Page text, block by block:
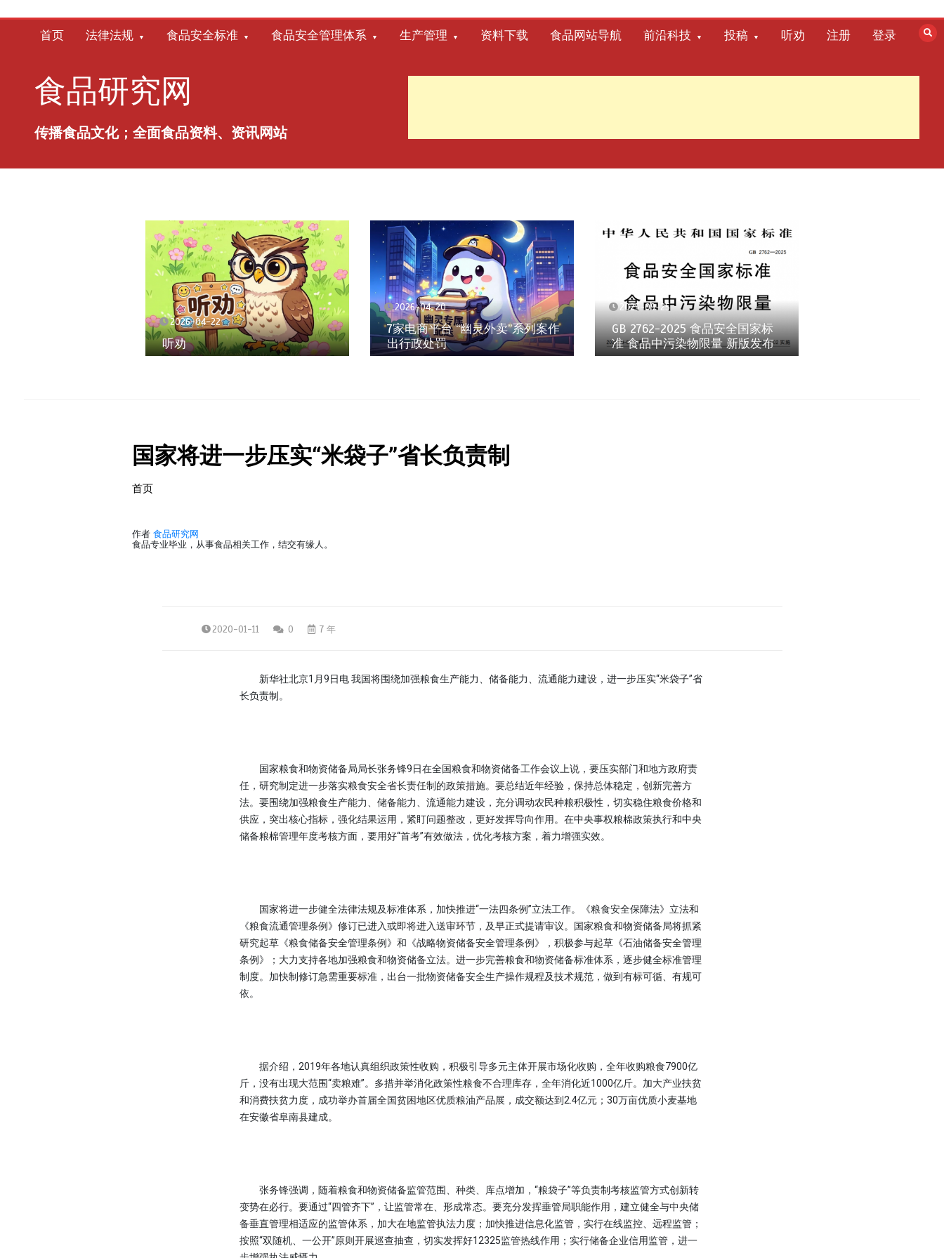
首页 法律法规 食品安全标准 食品安全管理体系 生产管理 资料下载 食品网站导航 前沿科技 投稿 听劝 注册 登录
食品研究网
传播食品文化；全面食品资料、资讯网站
2026-04-22
听劝
2026-04-20
7家电商平台 “幽灵外卖”系列案作
出行政处罚
2025-09-25
GB 2762-2025 食品安全国家标
准 食品中污染物限量 新版发布
国家将进一步压实“米袋子”省长负责制
首页
作者食品研究网
食品专业毕业，从事食品相关工作，结交有缘人。
2020-01-11 0 7 年
新华社北京1月9日电 我国将围绕加强粮食生产能力、储备能力、流通能力建设，进一步压实“米袋子”省
长负责制。
国家粮食和物资储备局局长张务锋9日在全国粮食和物资储备工作会议上说，要压实部门和地方政府责
任，研究制定进一步落实粮食安全省长责任制的政策措施。要总结近年经验，保持总体稳定，创新完善方
法。要围绕加强粮食生产能力、储备能力、流通能力建设，充分调动农民种粮积极性，切实稳住粮食价格和
供应，突出核心指标，强化结果运用，紧盯问题整改，更好发挥导向作用。在中央事权粮棉政策执行和中央
储备粮棉管理年度考核方面，要用好“首考”有效做法，优化考核方案，着力增强实效。
国家将进一步健全法律法规及标准体系，加快推进“一法四条例”立法工作。《粮食安全保障法》立法和
《粮食流通管理条例》修订已进入或即将进入送审环节，及早正式提请审议。国家粮食和物资储备局将抓紧
研究起草《粮食储备安全管理条例》和《战略物资储备安全管理条例》，积极参与起草《石油储备安全管理
条例》；大力支持各地加强粮食和物资储备立法。进一步完善粮食和物资储备标准体系，逐步健全标准管理
制度。加快制修订急需重要标准，出台一批物资储备安全生产操作规程及技术规范，做到有标可循、有规可
依。
据介绍，2019年各地认真组织政策性收购，积极引导多元主体开展市场化收购，全年收购粮食7900亿
斤，没有出现大范围“卖粮难”。多措并举消化政策性粮食不合理库存，全年消化近1000亿斤。加大产业扶贫
和消费扶贫力度，成功举办首届全国贫困地区优质粮油产品展，成交额达到2.4亿元；30万亩优质小麦基地
在安徽省阜南县建成。
张务锋强调，随着粮食和物资储备监管范围、种类、库点增加，“粮袋子”等负责制考核监管方式创新转
变势在必行。要通过“四管齐下”，让监管常在、形成常态。要充分发挥垂管局职能作用，建立健全与中央储
备垂直管理相适应的监管体系，加大在地监管执法力度；加快推进信息化监管，实行在线监控、远程监管；
按照“双随机、一公开”原则开展巡查抽查，切实发挥好12325监管热线作用；实行储备企业信用监管，进一